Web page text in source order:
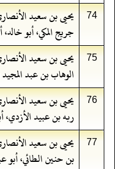
74 يحيى بن سعيد
جريج المكي، أبو خالد،
75 يحيى بن سعيد
الوهاب بن عبد المجيد
76 يحيى بن سعيد
ربه بن عبيد
77 يحيى بن سعيد
بن حنين الطائي، أبو